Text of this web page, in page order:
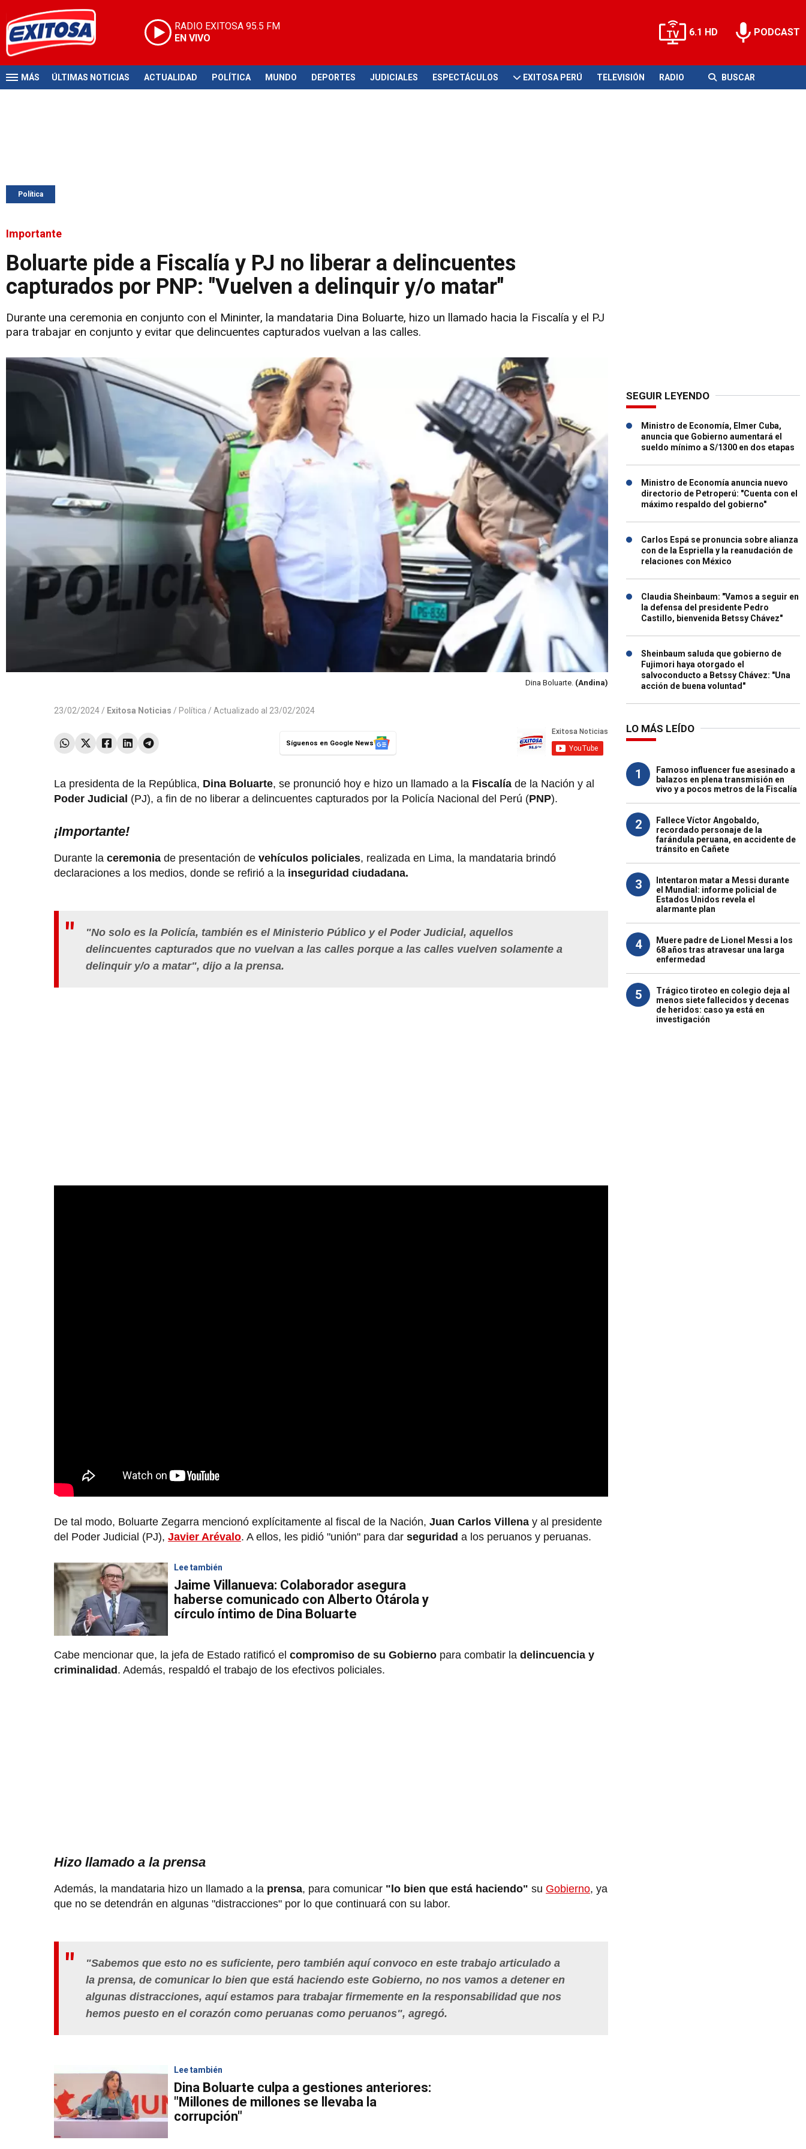
RADIO EXITOSA 95.5 FM
EN VIVO
6.1 HD PODCAST
MÁS ÚLTIMAS NOTICIAS ACTUALIDAD POLÍTICA MUNDO DEPORTES JUDICIALES ESPECTÁCULOS EXITOSA PERÚ TELEVISIÓN RADIO BUSCAR
Política
Importante
Boluarte pide a Fiscalía y PJ no liberar a delincuentes
capturados por PNP: "Vuelven a delinquir y/o matar"
Durante una ceremonia en conjunto con el Mininter, la mandataria Dina Boluarte, hizo un llamado hacia la Fiscalía y el PJ
para trabajar en conjunto y evitar que delincuentes capturados vuelvan a las calles.
Dina Boluarte. (Andina)
23/02/2024 / Exitosa Noticias / Política / Actualizado al 23/02/2024
Síguenos en Google News
La presidenta de la República, Dina Boluarte, se pronunció hoy e hizo un llamado a la Fiscalía de la Nación y al
Poder Judicial (PJ), a fin de no liberar a delincuentes capturados por la Policía Nacional del Perú (PNP).
¡Importante!
Durante la ceremonia de presentación de vehículos policiales, realizada en Lima, la mandataria brindó
declaraciones a los medios, donde se refirió a la inseguridad ciudadana.
"No solo es la Policía, también es el Ministerio Público y el Poder Judicial, aquellos
delincuentes capturados que no vuelvan a las calles porque a las calles vuelven solamente a
delinquir y/o a matar", dijo a la prensa.
De tal modo, Boluarte Zegarra mencionó explícitamente al fiscal de la Nación, Juan Carlos Villena y al presidente
del Poder Judicial (PJ), Javier Arévalo. A ellos, les pidió "unión" para dar seguridad a los peruanos y peruanas.
Lee también
Jaime Villanueva: Colaborador asegura
haberse comunicado con Alberto Otárola y
círculo íntimo de Dina Boluarte
Cabe mencionar que, la jefa de Estado ratificó el compromiso de su Gobierno para combatir la delincuencia y
criminalidad . Además, respaldó el trabajo de los efectivos policiales.
Hizo llamado a la prensa
Además, la mandataria hizo un llamado a la prensa, para comunicar "lo bien que está haciendo" su Gobierno, ya
que no se detendrán en algunas "distracciones" por lo que continuará con su labor.
"Sabemos que esto no es suficiente, pero también aquí convoco en este trabajo articulado a
la prensa, de comunicar lo bien que está haciendo este Gobierno, no nos vamos a detener en
algunas distracciones, aquí estamos para trabajar firmemente en la responsabilidad que nos
hemos puesto en el corazón como peruanas como peruanos", agregó.
Lee también
Dina Boluarte culpa a gestiones anteriores:
"Millones de millones se llevaba la
corrupción"
SEGUIR LEYENDO
Ministro de Economía, Elmer Cuba,
anuncia que Gobierno aumentará el
sueldo mínimo a S/1300 en dos etapas
Ministro de Economía anuncia nuevo
directorio de Petroperú: "Cuenta con el
máximo respaldo del gobierno"
Carlos Espá se pronuncia sobre alianza
con de la Espriella y la reanudación de
relaciones con México
Claudia Sheinbaum: "Vamos a seguir en
la defensa del presidente Pedro
Castillo, bienvenida Betssy Chávez"
Sheinbaum saluda que gobierno de
Fujimori haya otorgado el
salvoconducto a Betssy Chávez: "Una
acción de buena voluntad"
LO MÁS LEÍDO
1
Famoso influencer fue asesinado a
balazos en plena transmisión en
vivo y a pocos metros de la Fiscalía
2
Fallece Víctor Angobaldo,
recordado personaje de la
farándula peruana, en accidente de
tránsito en Cañete
3
Intentaron matar a Messi durante
el Mundial: informe policial de
Estados Unidos revela el
alarmante plan
4
Muere padre de Lionel Messi a los
68 años tras atravesar una larga
enfermedad
5
Trágico tiroteo en colegio deja al
menos siete fallecidos y decenas
de heridos: caso ya está en
investigación